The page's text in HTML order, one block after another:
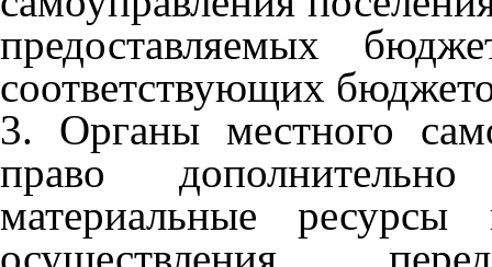
предоставляемых
соответствующих
3. Органы местного
право дополнительно
материальные